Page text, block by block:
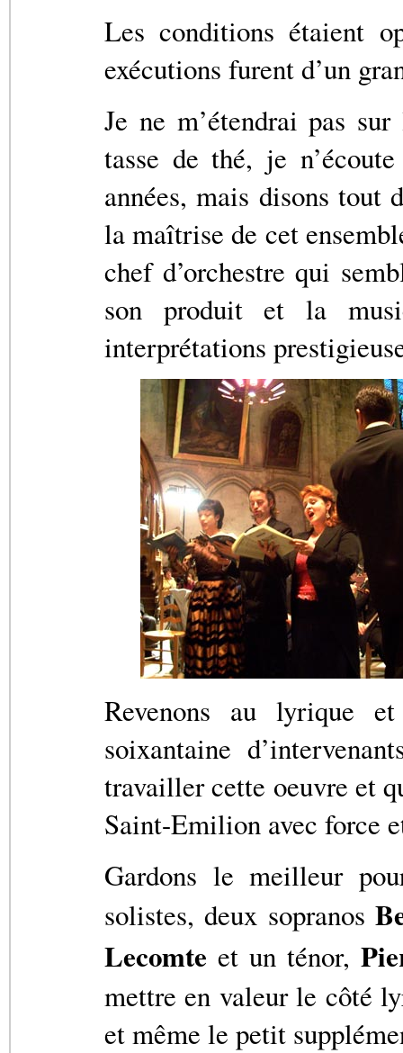
Les conditions étaient
exécutions furent d’un
Je ne m’étendrai pas
tasse de thé, je
années, mais disons tout
la maîtrise de cet
chef d’orchestre qui
son produit et la
interprétations
Revenons au lyrique
soixantaine
travailler cette oeuvre et
Saint-Emilion avec force
Gardons le meilleur
solistes, deux sopranos
Lecomte et un ténor,
mettre en valeur le côté
et même le petit